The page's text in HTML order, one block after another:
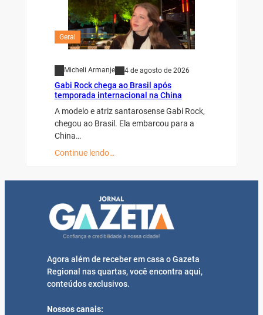
Geral
Micheli Armanje 4 de agosto de 2026
Gabi Rock chega ao Brasil após
temporada internacional na China
A modelo e atriz santarosense Gabi Rock,
chegou ao Brasil. Ela embarcou para a
China…
Continue lendo…
Agora além de receber em casa o Gazeta
Regional nas quartas, você encontra aqui,
conteúdos exclusivos.
Nossos canais: